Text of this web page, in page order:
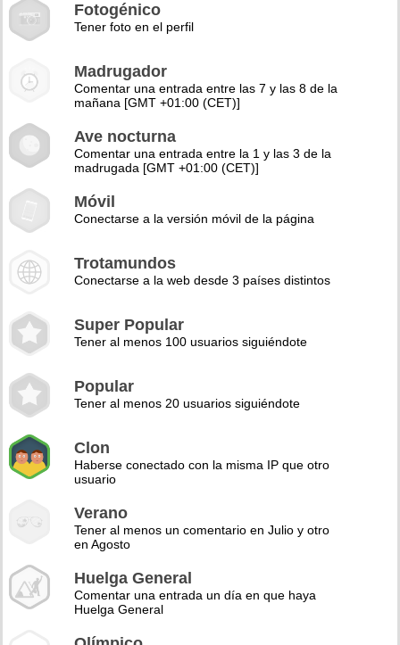
Fotogénico
Tener foto en el perfil
Madrugador
Comentar una entrada entre las 7 y las 8 de la
mañana [GMT +01:00 (CET)]
Ave nocturna
Comentar una entrada entre la 1 y las 3 de la
madrugada [GMT +01:00 (CET)]
Móvil
Conectarse a la versión móvil de la página
Trotamundos
Conectarse a la web desde 3 países distintos
Super Popular
Tener al menos 100 usuarios siguiéndote
Popular
Tener al menos 20 usuarios siguiéndote
Clon
Haberse conectado con la misma IP que otro
usuario
Verano
Tener al menos un comentario en Julio y otro
en Agosto
Huelga General
Comentar una entrada un día en que haya
Huelga General